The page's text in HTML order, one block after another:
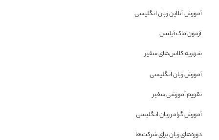
آموزش آنلاین زبان انگلیسی
آزمون ماک آیلتس
شهریه کلاس‌های سفیر
آموزش زبان انگلیسی
تقویم آموزشی سفیر
آموزش گرامر زبان انگلیسی
دوره‌های زبان برای شرکت‌ها